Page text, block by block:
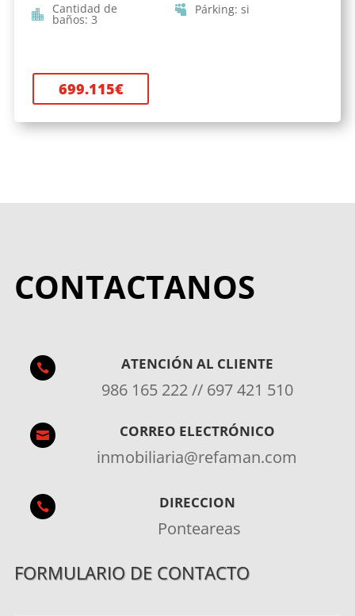
Cantidad de
baños: 3
Párking: si
699.115€
CONTACTANOS
 ATENCIÓN AL CLIENTE
986 165 222 // 697 421 510
 CORREO ELECTRÓNICO
inmobiliaria@refaman.com
 DIRECCION
Ponteareas
FORMULARIO DE CONTACTO